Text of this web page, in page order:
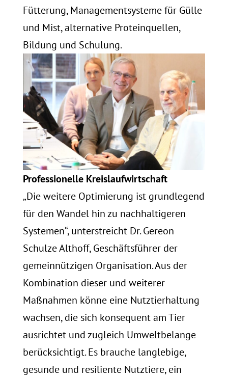
Fütterung, Managementsysteme für Gülle
und Mist, alternative Proteinquellen,
Bildung und Schulung.
Professionelle Kreislaufwirtschaft
„Die weitere Optimierung ist grundlegend
für den Wandel hin zu nachhaltigeren
Systemen“, unterstreicht Dr. Gereon
Schulze Althoff, Geschäftsführer der
gemeinnützigen Organisation. Aus der
Kombination dieser und weiterer
Maßnahmen könne eine Nutztierhaltung
wachsen, die sich konsequent am Tier
ausrichtet und zugleich Umweltbelange
berücksichtigt. Es brauche langlebige,
gesunde und resiliente Nutztiere, ein